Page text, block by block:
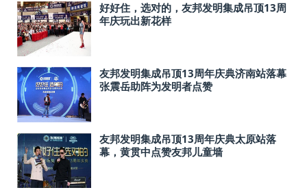
好好住，选对的，友邦发明集成吊顶13周
年庆玩出新花样
友邦发明集成吊顶13周年庆典济南站落幕
张震岳助阵为发明者点赞
友邦发明集成吊顶13周年庆典太原站落
幕，黄贯中点赞友邦儿童墙